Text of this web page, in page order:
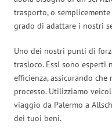
trasporto, o
grado di adattare i nostri
Uno dei nostri punti di
trasloco. Essi sono esperti
efficienza, assicurando
processo. Utilizziamo
viaggio da Palermo a
dei tuoi beni.